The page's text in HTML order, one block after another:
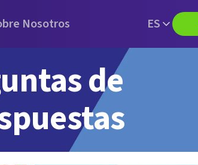
Nosotros ES
de